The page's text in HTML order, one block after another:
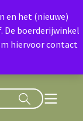
en het (nieuwe)
De boerderijwinkel
hiervoor contact